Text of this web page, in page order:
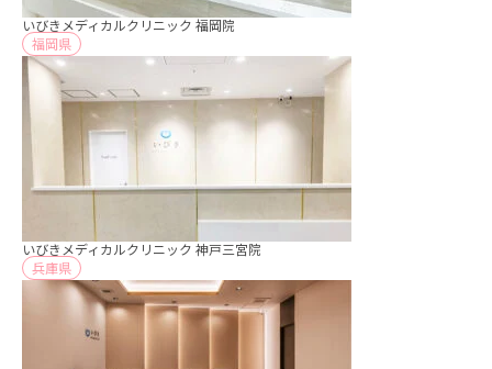
いびきメディカルクリニック 福岡院
福岡県
いびきメディカルクリニック 神戸三宮院
兵庫県